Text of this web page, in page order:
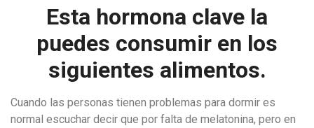
Esta hormona clave la
puedes consumir en los
siguientes alimentos.
Cuando las personas tienen problemas para dormir es
normal escuchar decir que por falta de melatonina, pero en